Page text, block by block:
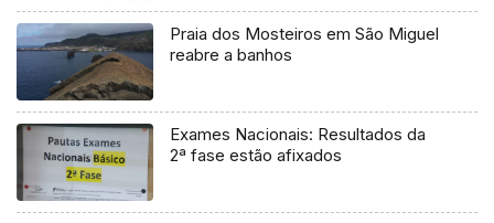
Praia dos Mosteiros em São Miguel
reabre a banhos
Exames Nacionais: Resultados da
2ª fase estão afixados